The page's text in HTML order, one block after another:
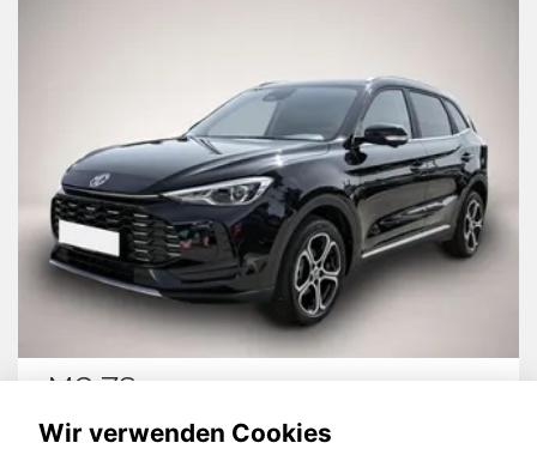
MG ZS
Wir verwenden Cookies